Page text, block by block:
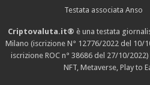
Testata associata Anso
Criptovaluta.it® è una testata
Milano (iscrizione N° 12776/2022 del 10/
iscrizione ROC n° 38686 del 27/10/2022)
NFT, Metaverse, Play to